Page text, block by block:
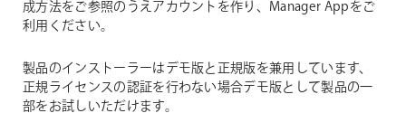
成方法をご参照のうえアカウントを作り、Manager Appをご
利用ください。
製品のインストーラーはデモ版と正規版を兼用しています、
正規ライセンスの認証を行わない場合デモ版として製品の一
部をお試しいただけます。